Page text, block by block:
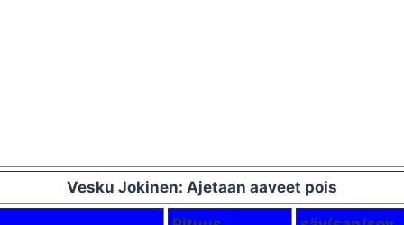
Vesku Jokinen: Ajetaan aaveet pois